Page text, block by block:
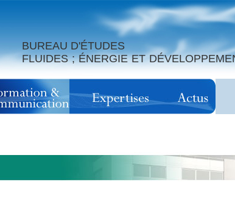
BUREAU D'ÉTUDES
FLUIDES ; ÉNERGIE ET